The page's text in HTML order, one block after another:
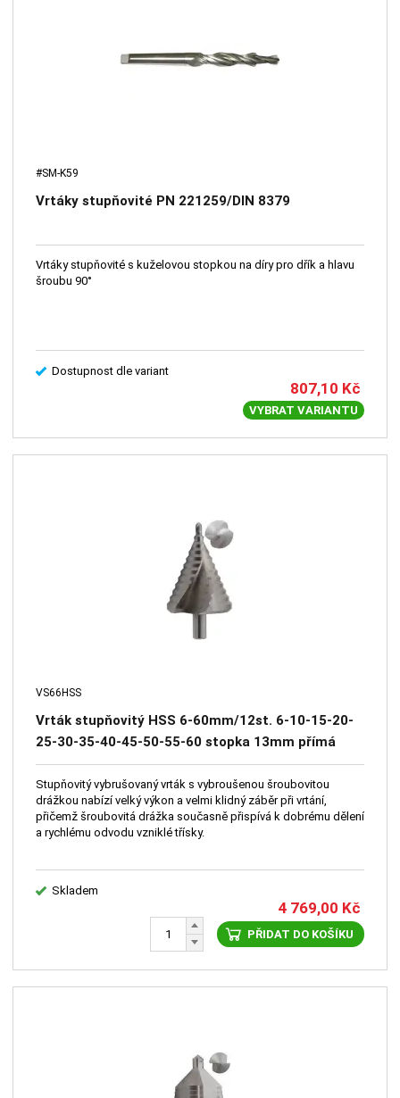
#SM-K59
Vrtáky stupňovité PN 221259/DIN 8379
Vrtáky stupňovité s kuželovou stopkou na díry pro dřík a hlavu
šroubu 90°
Dostupnost dle variant
807,10 Kč
VYBRAT VARIANTU
VS66HSS
Vrták stupňovitý HSS 6-60mm/12st. 6-10-15-20-
25-30-35-40-45-50-55-60 stopka 13mm přímá
drážka
Stupňovitý vybrušovaný vrták s vybroušenou šroubovitou
drážkou nabízí velký výkon a velmi klidný záběr při vrtání,
přičemž šroubovitá drážka současně přispívá k dobrému dělení
a rychlému odvodu vzniklé třísky.
Skladem
4 769,00 Kč
PŘIDAT DO KOŠÍKU